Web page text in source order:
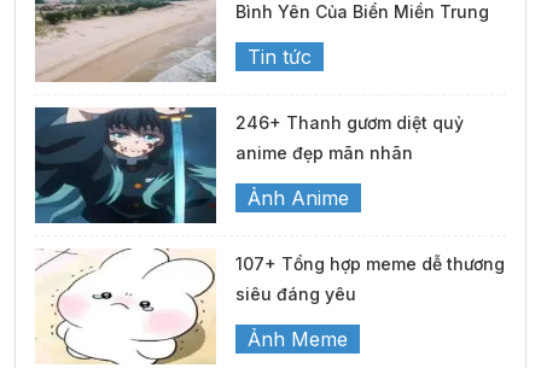
Bình Yên Của Biển Miền Trung
Tin tức
246+ Thanh gươm diệt quỷ
anime đẹp mãn nhãn
Ảnh Anime
107+ Tổng hợp meme dễ thương
siêu đáng yêu
Ảnh Meme